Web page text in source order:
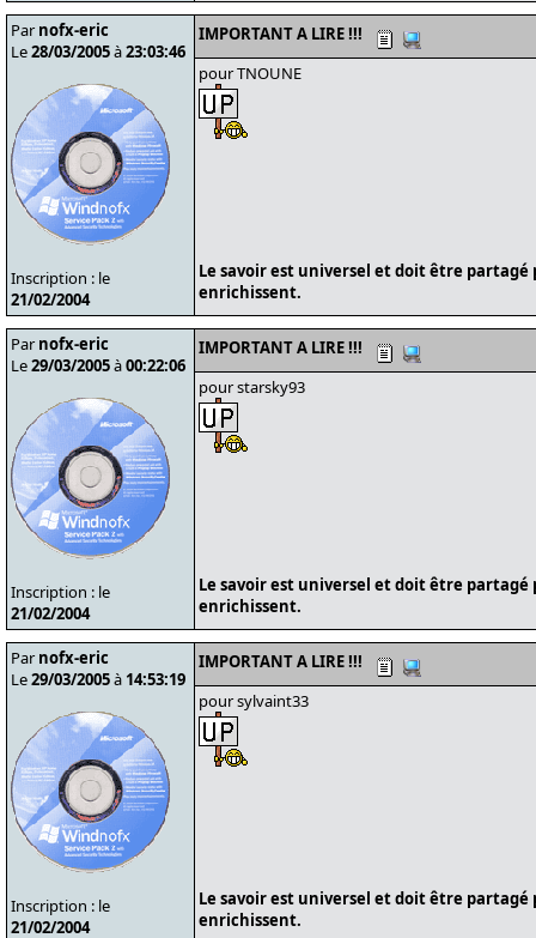
Par nofx-eric
Le28/03/2005à23:03:46
Inscription : le
21/02/2004
IMPORTANT A LIRE !!!
pour TNOUNE
Le savoir est universel et doit être partagé
enrichissent.
Par nofx-eric
Le29/03/2005à00:22:06
Inscription : le
21/02/2004
IMPORTANT A LIRE !!!
pour starsky93
Le savoir est universel et doit être partagé
enrichissent.
Par nofx-eric
Le29/03/2005à 14:53:19
Inscription : le
21/02/2004
IMPORTANT A LIRE !!!
pour sylvaint33
Le savoir est universel et doit être partagé
enrichissent.